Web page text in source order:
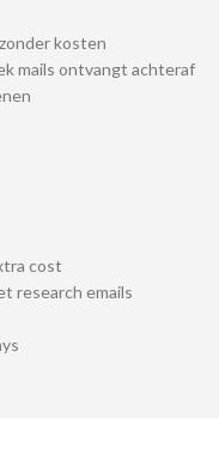
kosten
mails ontvangt achteraf
cost
research emails